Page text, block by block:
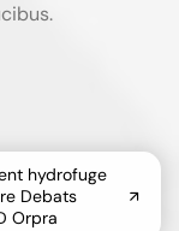
hydrofuge
Debats
Orpra